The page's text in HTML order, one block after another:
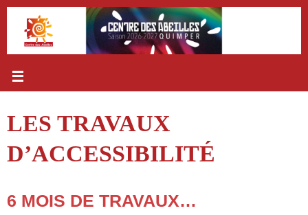
Passer
contenu
LES TRAVAUX
D’ACCESSIBILITÉ
6 MOIS DE TRAVAUX…